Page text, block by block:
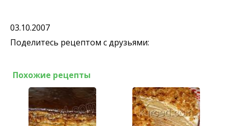
03.10.2007
Поделитесь рецептом с друзьями:
Похожие рецепты